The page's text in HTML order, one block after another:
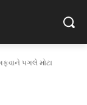
પગલે મોટા